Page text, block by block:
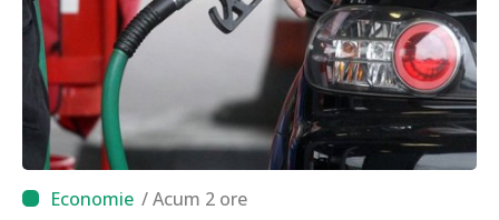
/ Acum 2 ore